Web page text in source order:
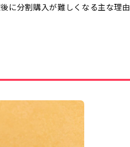
に分割購入が難しくなる主な理由